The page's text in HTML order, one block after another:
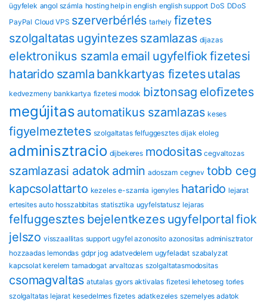
ügyfelek angol számla hosting help in english english support DoS DDoS
PayPal Cloud VPS szerverbérlés tarhely fizetes
szolgaltatas ugyintezes szamlazas dijazas
elektronikus szamla email ugyfelfiok fizetesi
hatarido szamla bankkartyas fizetesutalas
kedvezmeny bankkartya fizetesi modok biztonsag eloﬁzetes
megújitas automatikus szamlazas keses
figyelmeztetes szolgaltatas felfuggesztes dijak eloleg
adminisztracio dijbekeres modositas cegvaltozas
szamlazasi adatok admin adoszam cegnev tobb ceg
kapcsolattarto kezeles e-szamla igenyles hatarido lejarat
ertesites auto hosszabbitas statisztika ugyfelstatusz lejaras
felfuggesztes bejelentkezes ugyfelportalfiok
jelszo visszaallitas support ugyfel azonosito azonositas adminisztrator
hozzaadas lemondas gdpr jog adatvedelem ugyfeladat szabalyzat
kapcsolat kerelem tamadogat arvaltozas szolgaltatasmodositas
csomagvaltas atutalas gyors aktivalas fizetesi lehetoseg torles
szolgaltatas lejarat kesedelmes fizetes adatkezeles szemelyes adatok